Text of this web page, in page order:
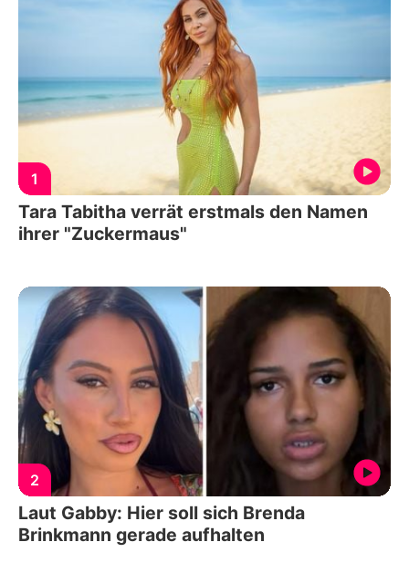
1
Tara Tabitha verrät erstmals den Namen
ihrer "Zuckermaus"
2
Laut Gabby: Hier soll sich Brenda
Brinkmann gerade aufhalten